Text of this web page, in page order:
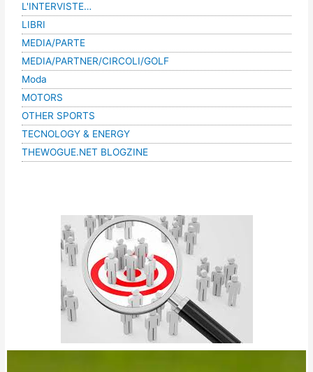
L'INTERVISTE…
LIBRI
MEDIA/PARTE
MEDIA/PARTNER/CIRCOLI/GOLF
Moda
MOTORS
OTHER SPORTS
TECNOLOGY & ENERGY
THEWOGUE.NET BLOGZINE